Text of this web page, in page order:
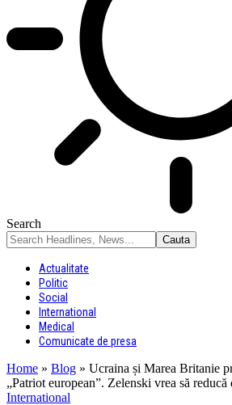
Search
Actualitate
Politic
Social
International
Medical
Comunicate de presa
Home » Blog » Ucraina și Marea Britanie
„Patriot european”. Zelenski vrea să
International